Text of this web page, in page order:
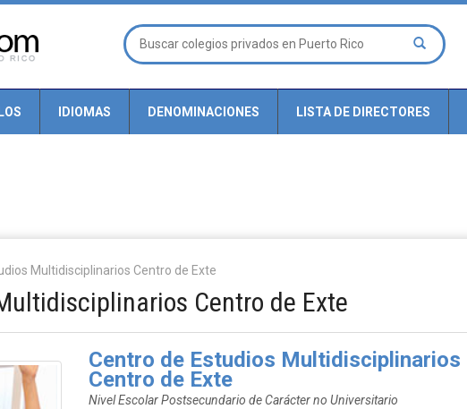
IDIOMAS DENOMINACIONES LISTA DE DIRECTORES
Multidisciplinarios Centro de Exte
Centro de Exte
Centro de Estudios Multidisciplinarios
Centro de Exte
Nivel Escolar Postsecundario de Carácter no Universitario